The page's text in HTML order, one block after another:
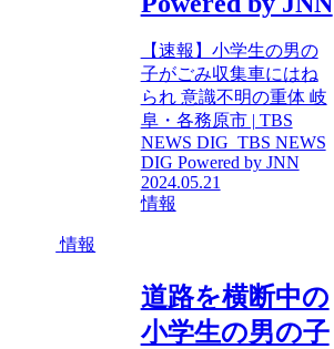
【速報】小学生の男の
子がごみ収集車にはね
られ 意識不明の重体 岐
阜・各務原市 | TBS
NEWS DIG TBS NEWS
DIG Powered by JNN
2024.05.21
情報
情報
道路を横断中の
小学生の男の子